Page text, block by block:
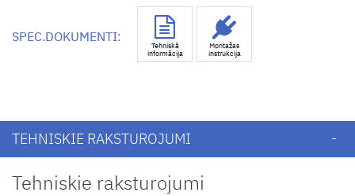
SPEC.DOKUMENTI:
Tehniskā
informācija
Montažas
instrukcija
TEHNISKIE RAKSTUROJUMI
Tehniskie raksturojumi